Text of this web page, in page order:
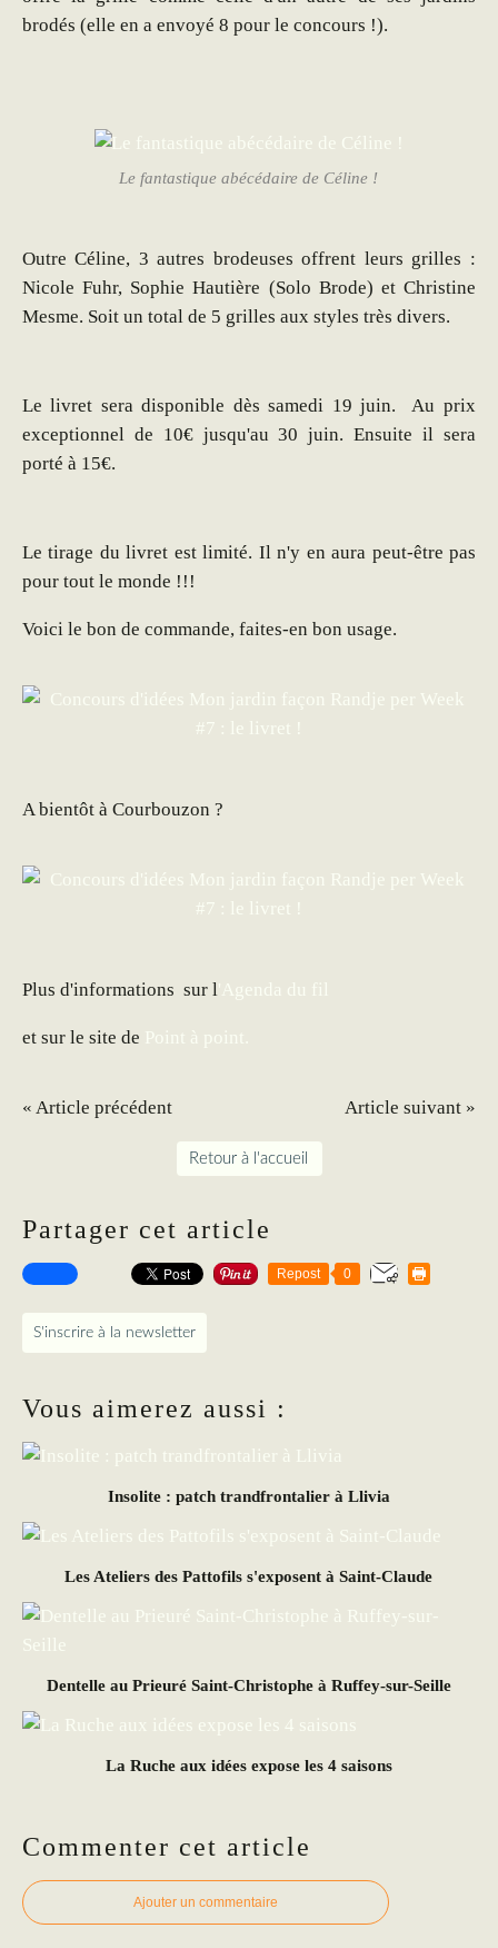
brodés (elle en a envoyé 8 pour le concours !).
Le fantastique abécédaire de Céline !
Outre Céline, 3 autres brodeuses offrent leurs grilles :
Nicole Fuhr, Sophie Hautière (Solo Brode) et Christine
Mesme. Soit un total de 5 grilles aux styles très divers.
Le livret sera disponible dès samedi 19 juin. Au prix
exceptionnel de 10€ jusqu'au 30 juin. Ensuite il sera
porté à 15€.
Le tirage du livret est limité. Il n'y en aura peut-être pas
pour tout le monde !!!
Voici le bon de commande, faites-en bon usage.
A bientôt à Courbouzon ?
Plus d'informations sur l'Agenda du fil
et sur le site de Point à point.
« Article précédent Article suivant »
Retour à l'accueil
Partager cet article
Repost 0
S'inscrire à la newsletter
Vous aimerez aussi :
Insolite : patch trandfrontalier à Llivia
Les Ateliers des Pattofils s'exposent à Saint-Claude
Dentelle au Prieuré Saint-Christophe à Ruffey-sur-Seille
La Ruche aux idées expose les 4 saisons
Commenter cet article
Ajouter un commentaire